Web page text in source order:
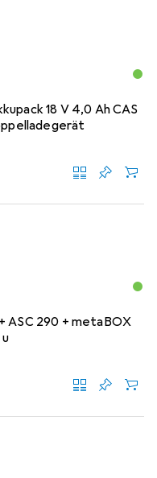
18 V 4,0 Ah CAS
ASC 290 + metaBOX